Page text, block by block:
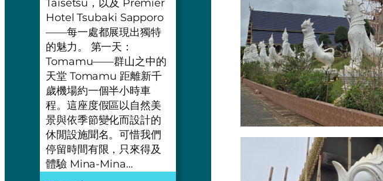
Taisetsu，以及 Premier
Hotel Tsubaki Sapporo
——每一處都展現出獨特
的魅力。 第一天：
Tomamu——群山之中的
天堂 Tomamu 距離新千
歲機場約一個半小時車
程。這座度假區以自然美
景與依季節變化而設計的
休閒設施聞名。可惜我們
停留時間有限，只來得及
體驗 Mina-Mina…